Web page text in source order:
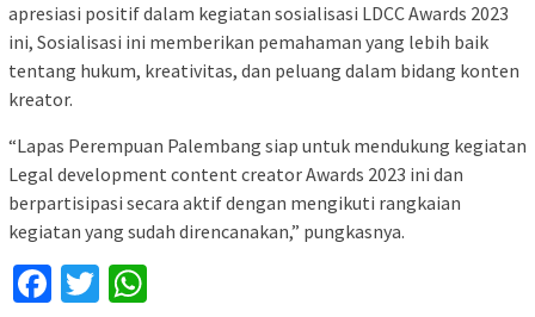
apresiasi positif dalam kegiatan sosialisasi LDCC Awards 2023
ini, Sosialisasi ini memberikan pemahaman yang lebih baik
tentang hukum, kreativitas, dan peluang dalam bidang konten
kreator.
“Lapas Perempuan Palembang siap untuk mendukung kegiatan
Legal development content creator Awards 2023 ini dan
berpartisipasi secara aktif dengan mengikuti rangkaian
kegiatan yang sudah direncanakan,” pungkasnya.
Facebook
Twitter